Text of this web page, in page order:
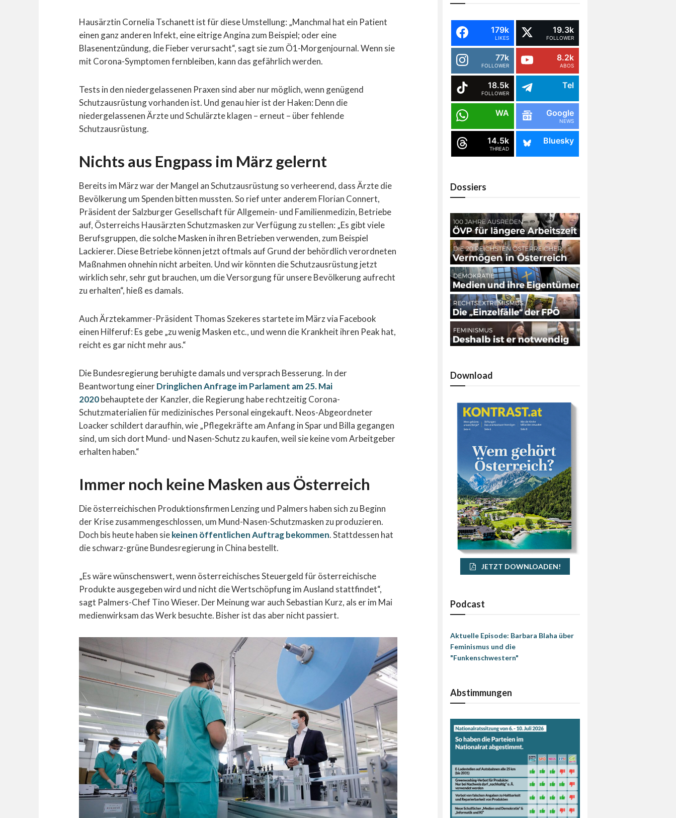
Hausärztin Cornelia Tschanett ist für diese Umstellung: „Manchmal hat ein Patient
einen ganz anderen Infekt, eine eitrige Angina zum Beispiel; oder eine
Blasenentzündung, die Fieber verursacht“, sagt sie zum Ö1-Morgenjournal. Wenn sie
mit Corona-Symptomen fernbleiben, kann das gefährlich werden.
Tests in den niedergelassenen Praxen sind aber nur möglich, wenn genügend
Schutzausrüstung vorhanden ist. Und genau hier ist der Haken: Denn die
niedergelassenen Ärzte und Schulärzte klagen – erneut – über fehlende
Schutzausrüstung.
Nichts aus Engpass im März gelernt
Bereits im März war der Mangel an Schutzausrüstung so verheerend, dass Ärzte die
Bevölkerung um Spenden bitten mussten. So rief unter anderem Florian Connert,
Präsident der Salzburger Gesellschaft für Allgemein- und Familienmedizin, Betriebe
auf, Österreichs Hausärzten Schutzmasken zur Verfügung zu stellen: „Es gibt viele
Berufsgruppen, die solche Masken in ihren Betrieben verwenden, zum Beispiel
Lackierer. Diese Betriebe können jetzt oftmals auf Grund der behördlich verordneten
Maßnahmen ohnehin nicht arbeiten. Und wir könnten die Schutzausrüstung jetzt
wirklich sehr, sehr gut brauchen, um die Versorgung für unsere Bevölkerung aufrecht
zu erhalten“, hieß es damals.
Auch Ärztekammer-Präsident Thomas Szekeres startete im März via Facebook
einen Hilferuf: Es gebe „zu wenig Masken etc., und wenn die Krankheit ihren Peak hat,
reicht es gar nicht mehr aus.“
Die Bundesregierung beruhigte damals und versprach Besserung. In der
Beantwortung einerDringlichen Anfrage im Parlament am 25. Mai
2020behauptete der Kanzler, die Regierung habe rechtzeitig Corona-
Schutzmaterialien für medizinisches Personal eingekauft. Neos-Abgeordneter
Loacker schildert daraufhin, wie „Pflegekräfte am Anfang in Spar und Billa gegangen
sind, um sich dort Mund- und Nasen-Schutz zu kaufen, weil sie keine vom Arbeitgeber
erhalten haben.“
Immer noch keine Masken aus Österreich
Die österreichischen Produktionsfirmen Lenzing und Palmers haben sich zu Beginn
der Krise zusammengeschlossen, um Mund-Nasen-Schutzmasken zu produzieren.
Doch bis heute haben siekeinen öffentlichen Auftrag bekommen. Stattdessen hat
die schwarz-grüne Bundesregierung in China bestellt.
„Es wäre wünschenswert, wenn österreichisches Steuergeld für österreichische
Produkte ausgegeben wird und nicht die Wertschöpfung im Ausland stattfindet“,
sagt Palmers-Chef Tino Wieser. Der Meinung war auch Sebastian Kurz, als er im Mai
medienwirksam das Werk besuchte. Bisher ist das aber nicht passiert.
179k
LIKES
19.3k
FOLLOWER
77k
FOLLOWER
8.2k
ABOS
18.5k
FOLLOWER
Tel
WA Google
NEWS
14.5k
THREAD
Bluesky
Dossiers
Download
JETZT DOWNLOADEN!
Podcast
Aktuelle Episode: Barbara Blaha über
Feminismus und die
"Funkenschwestern"
Abstimmungen